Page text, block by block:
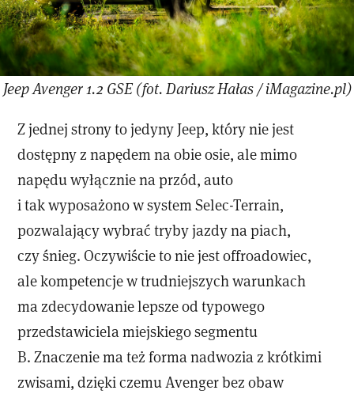
Jeep Avenger 1.2 GSE (fot. Dariusz Hałas / iMagazine.pl)
Z jednej strony to jedyny Jeep, który nie jest
dostępny z napędem na obie osie, ale mimo
napędu wyłącznie na przód, auto
i tak wyposażono w system Selec-Terrain,
pozwalający wybrać tryby jazdy na piach,
czy śnieg. Oczywiście to nie jest offroadowiec,
ale kompetencje w trudniejszych warunkach
ma zdecydowanie lepsze od typowego
przedstawiciela miejskiego segmentu
B. Znaczenie ma też forma nadwozia z krótkimi
zwisami, dzięki czemu Avenger bez obaw